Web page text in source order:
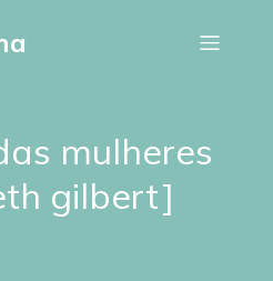
mulheres
gilbert]